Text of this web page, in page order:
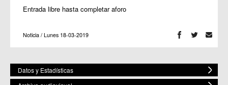
Entrada libre hasta completar aforo
Noticia / Lunes 18-03-2019
Datos y Estadísticas